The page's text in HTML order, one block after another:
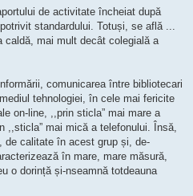
de activitate încheiat după
standardului. Totuși, se află ...
caldă, mai mult decât colegială a
comunicarea între bibliotecari
tehnologiei, în cele mai fericite
on-line, ,,prin sticla” mai mare a
,,sticla” mai mică a telefonului. Însă,
de calitate în acest grup și, de-
în mare, mare măsură,
o dorință și-nseamnă totdeauna